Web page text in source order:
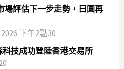
場評估下一步走勢，日圓再
下午2點30
技成功登陸香港交易所